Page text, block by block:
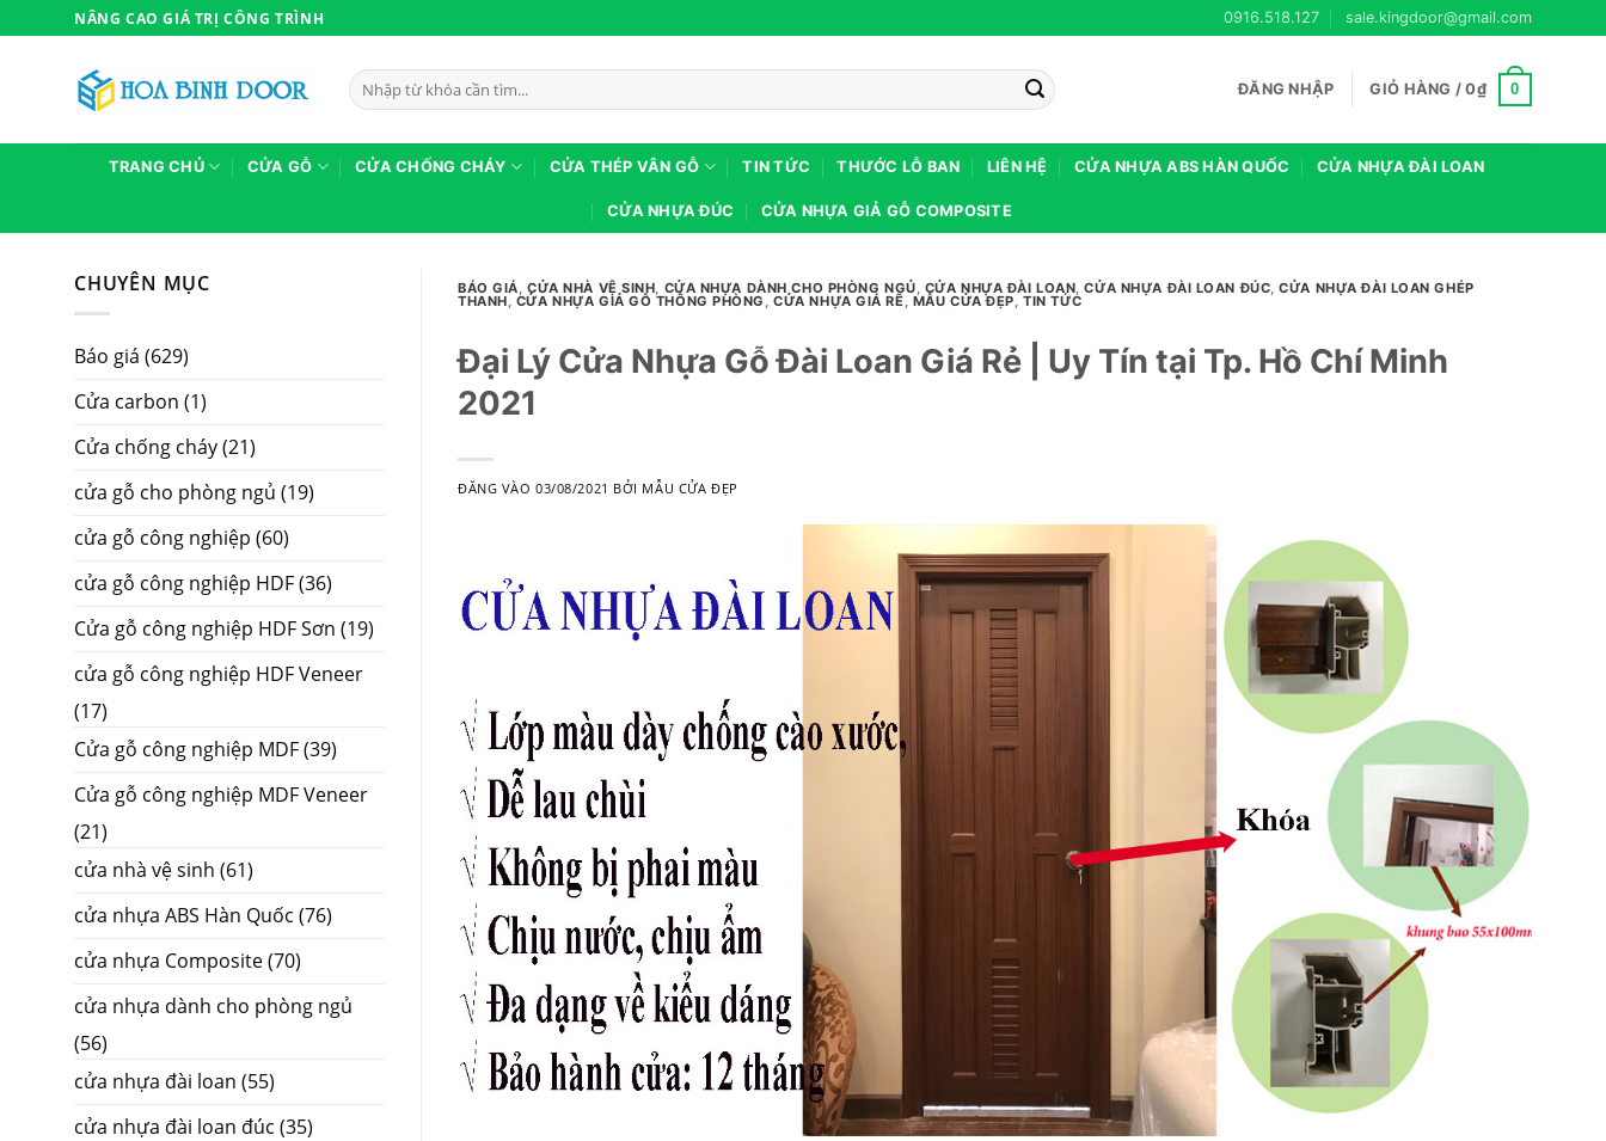
qua
NÂNG CAO GIÁ TRỊ CÔNG TRÌNH 0916.518.127 sale.kingdoor@gmail.com
Tìm
kiếm:
ĐĂNG NHẬP GIỎ HÀNG /0₫ 0
TRANG CHỦ CỬA GỖ CỬA CHỐNG CHÁY CỬA THÉP VÂN GỖ TIN TỨC THƯỚC LỖ BAN LIÊN HỆ CỬA NHỰA ABS HÀN QUỐC CỬA NHỰA ĐÀI LOAN
CỬA NHỰA ĐÚC CỬA NHỰA GIẢ GỖ COMPOSITE
CHUYÊN MỤC
Báo giá (629)
Cửa carbon (1)
Cửa chống cháy(21)
cửa gỗ cho phòng ngủ (19)
cửa gỗ công nghiệp (60)
cửa gỗ công nghiệp HDF(36)
Cửa gỗ công nghiệp HDF Sơn (19)
cửa gỗ công nghiệp HDF Veneer
(17)
Cửa gỗ công nghiệp MDF(39)
Cửa gỗ công nghiệp MDF Veneer
(21)
cửa nhà vệ sinh (61)
cửa nhựa ABS Hàn Quốc (76)
cửa nhựa Composite(70)
cửa nhựa dành cho phòng ngủ
(56)
cửa nhựa đài loan (55)
cửa nhựa đài loan đúc (35)
BÁO GIÁ,CỬA NHÀ VỆ SINH, CỬA NHỰA DÀNH CHO PHÒNG NGỦ, CỬA NHỰA ĐÀI LOAN,CỬA NHỰA ĐÀI LOAN ĐÚC,CỬA NHỰA ĐÀI LOAN GHÉP
THANH, CỬA NHỰA GIẢ GỖ THÔNG PHÒNG ,CỬA NHỰA GIÁ RẼ, MẪU CỬA ĐẸP,TIN TỨC
Đại Lý Cửa Nhựa Gỗ Đài Loan Giá Rẻ | Uy Tín tại Tp. Hồ Chí Minh
2021
ĐĂNG VÀO03/08/2021 BỞI MẪU CỬA ĐẸP